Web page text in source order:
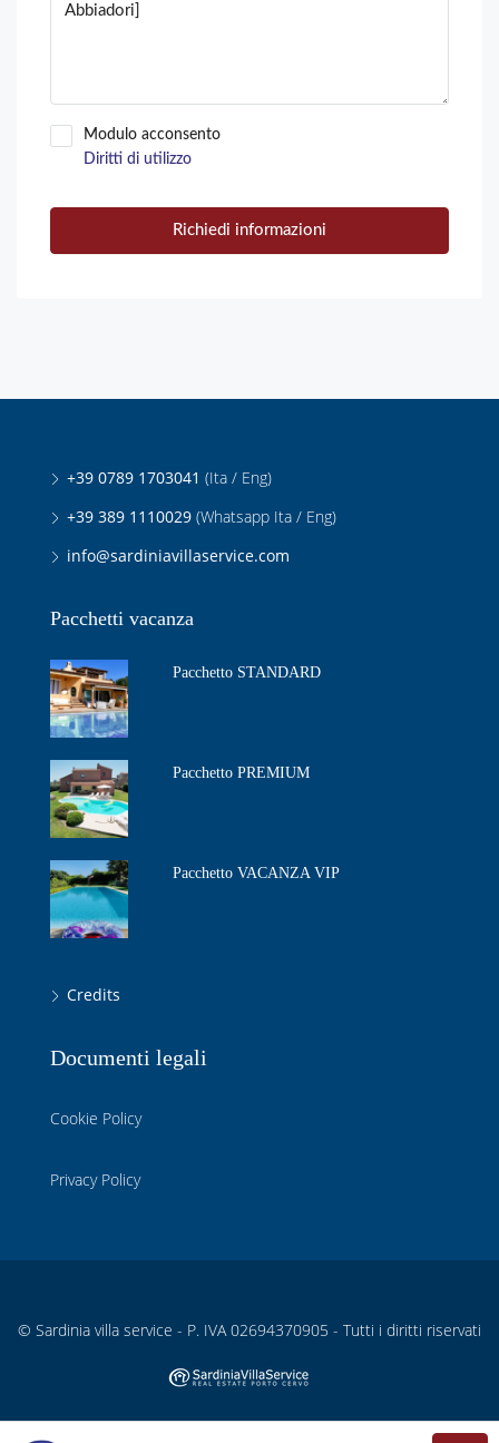
Modulo acconsento
Diritti di utilizzo
Richiedi informazioni
+39 0789 1703041 (Ita / Eng)
+39 389 1110029 (Whatsapp Ita / Eng)
info@sardiniavillaservice.com
Pacchetti vacanza
Pacchetto STANDARD
Pacchetto PREMIUM
Pacchetto VACANZA VIP
Credits
Documenti legali
Cookie Policy
Privacy Policy
© Sardinia villa service - P. IVA 02694370905 - Tutti i diritti riservati